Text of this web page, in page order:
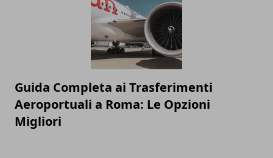
Guida Completa ai Trasferimenti
Aeroportuali a Roma: Le Opzioni
Migliori